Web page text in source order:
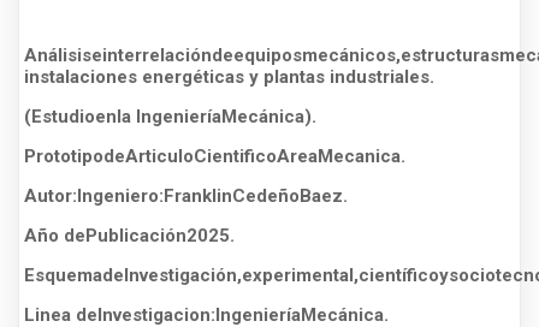
Análisiseinterrelacióndeequiposmecánicos,estructuras
instalaciones energéticas y plantas industriales.
(Estudioenla IngenieríaMecánica).
PrototipodeArticuloCientificoAreaMecanica.
Autor:Ingeniero:FranklinCedeñoBaez.
Año dePublicación2025.
EsquemadeInvestigación,experimental,científicoysocio
Linea deInvestigacion:IngenieríaMecánica.